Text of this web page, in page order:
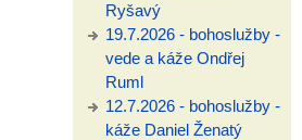
Ryšavý
19.7.2026 - bohoslužby -
vede a káže Ondřej
Ruml
12.7.2026 - bohoslužby -
káže Daniel Ženatý